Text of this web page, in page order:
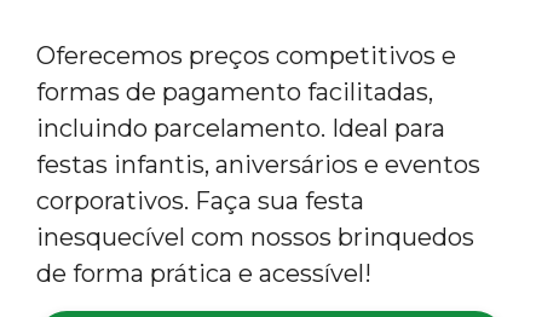
Oferecemos preços competitivos e
formas de pagamento facilitadas,
incluindo parcelamento. Ideal para
festas infantis, aniversários e eventos
corporativos. Faça sua festa
inesquecível com nossos brinquedos
de forma prática e acessível!